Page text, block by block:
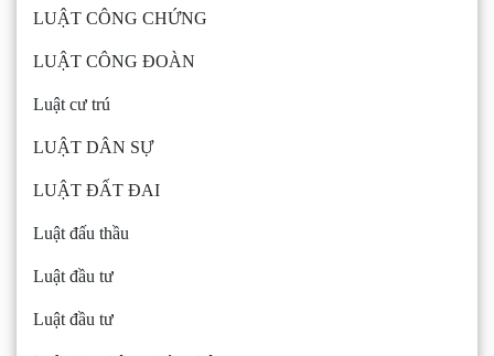
LUẬT CÔNG CHỨNG
LUẬT CÔNG ĐOÀN
Luật cư trú
LUẬT DÂN SỰ
LUẬT ĐẤT ĐAI
Luật đấu thầu
Luật đầu tư
Luật đầu tư